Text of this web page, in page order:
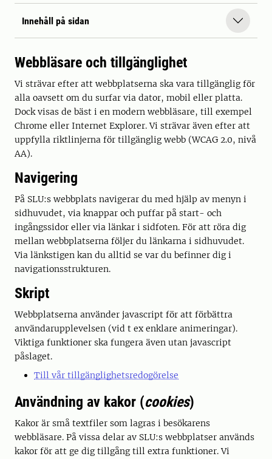
Innehåll på sidan
Webbläsare och tillgänglighet
Vi strävar efter att webbplatserna ska vara tillgänglig för
alla oavsett om du surfar via dator, mobil eller platta.
Dock visas de bäst i en modern webbläsare, till exempel
Chrome eller Internet Explorer. Vi strävar även efter att
uppfylla riktlinjerna för tillgänglig webb (WCAG 2.0, nivå
AA).
Navigering
På SLU:s webbplats navigerar du med hjälp av menyn i
sidhuvudet, via knappar och puffar på start- och
ingångssidor eller via länkar i sidfoten. För att röra dig
mellan webbplatserna följer du länkarna i sidhuvudet.
Via länkstigen kan du alltid se var du befinner dig i
navigationsstrukturen.
Skript
Webbplatserna använder javascript för att förbättra
användarupplevelsen (vid t ex enklare animeringar).
Viktiga funktioner ska fungera även utan javascript
påslaget.
Till vår tillgänglighetsredogörelse
Användning av kakor (cookies)
Kakor är små textfiler som lagras i besökarens
webbläsare. På vissa delar av SLU:s webbplatser används
kakor för att ge dig tillgång till extra funktioner. Vi